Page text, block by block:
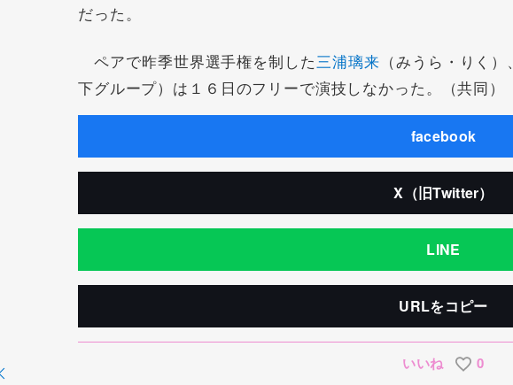
だった。
ペアで昨季世界選手権を制した三浦璃来 （みうら・りく）、
下グループ）は１６日のフリーで演技しなかった。（共同）
facebook
X（旧Twitter）
LINE
URLをコピー
いいね 0